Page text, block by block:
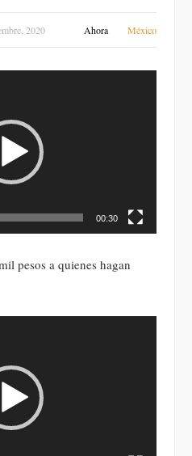
2020 Ahora México
00:30
pesos a quienes hagan